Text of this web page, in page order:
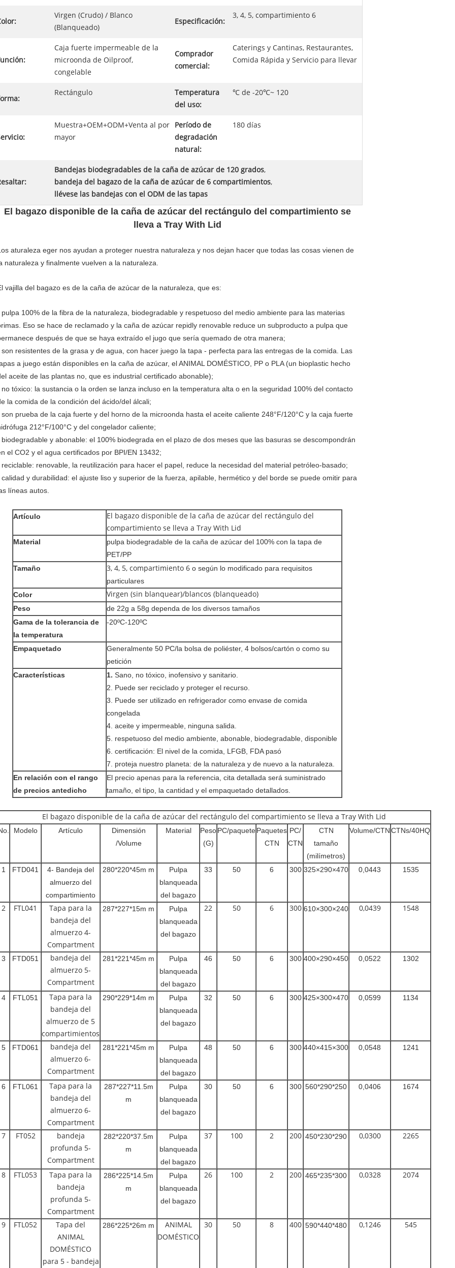
Virgen (Crudo) / Blanco
(Blanqueado)
Especificación:
3, 4, 5, compartimiento 6
Caja fuerte impermeable de la
microonda de Oilproof,
congelable
Comprador
comercial:
Caterings y Cantinas, Restaurantes,
Comida Rápida y Servicio para llevar
Rectángulo
Temperatura
del uso:
℃ de -20℃~ 120
Muestra+OEM+ODM+Venta al por
mayor
Período de
degradación
natural:
180 días
Bandejas biodegradables de la caña de azúcar de 120 grados,
bandeja del bagazo de la caña de azúcar de 6 compartimientos,
llévese las bandejas con el ODM de las tapas
El bagazo disponible de la caña de azúcar del rectángulo del compartimiento se
lleva a Tray With Lid
aturaleza eger nos ayudan a proteger nuestra naturaleza y nos dejan hacer que todas las cosas vienen de
naturaleza y finalmente vuelven a la naturaleza.
vajilla del bagazo es de la caña de azúcar de la naturaleza, que es:
pulpa 100% de la fibra de la naturaleza, biodegradable y respetuoso del medio ambiente para las materias
Eso se hace de reclamado y la caña de azúcar repidly renovable reduce un subproducto a pulpa que
después de que se haya extraído el jugo que sería quemado de otra manera;
son resistentes de la grasa y de agua, con hacer juego la tapa - perfecta para las entregas de la comida. Las
a juego están disponibles en la caña de azúcar, el ANIMAL DOMÉSTICO, PP o PLA (un bioplastic hecho
aceite de las plantas no, que es industrial certificado abonable);
no tóxico: la sustancia o la orden se lanza incluso en la temperatura alta o en la seguridad 100% del contacto
la comida de la condición del ácido/del álcali;
son prueba de la caja fuerte y del horno de la microonda hasta el aceite caliente 248°F/120°C y la caja fuerte
212°F/100°C y del congelador caliente;
biodegradable y abonable: el 100% biodegrada en el plazo de dos meses que las basuras se descompondrán
el CO2 y el agua certificados por BPI/EN 13432;
reciclable: renovable, la reutilización para hacer el papel, reduce la necesidad del material petróleo-basado;
calidad y durabilidad: el ajuste liso y superior de la fuerza, apilable, hermético y del borde se puede omitir para
líneas autos.
Artículo
El bagazo disponible de la caña de azúcar del rectángulo del
compartimiento se lleva a Tray With Lid
Material
pulpa biodegradable de la caña de azúcar del 100% con la tapa de
PET/PP
Tamaño
3, 4, 5, compartimiento 6 o según lo modificado para requisitos
particulares
Color
Virgen (sin blanquear)/blancos (blanqueado)
Peso
de 22g a 58g dependa de los diversos tamaños
Gama de la tolerancia de
la temperatura
-20ºC-120ºC
Empaquetado
Generalmente 50 PC/la bolsa de poliéster, 4 bolsos/cartón o como su
petición
Características
1. Sano, no tóxico, inofensivo y sanitario.
2. Puede ser reciclado y proteger el recurso.
3. Puede ser utilizado en refrigerador como envase de comida
congelada
4. aceite y impermeable, ninguna salida.
5. respetuoso del medio ambiente, abonable, biodegradable, disponible
6. certificación: El nivel de la comida, LFGB, FDA pasó
7. proteja nuestro planeta: de la naturaleza y de nuevo a la naturaleza.
En relación con el rango
de precios antedicho
El precio apenas para la referencia, cita detallada será suministrado
tamaño, el tipo, la cantidad y el empaquetado detallados.
El bagazo disponible de la caña de azúcar del rectángulo del compartimiento se lleva a Tray With Lid
Modelo Artículo
Dimensión
/Volume
Material
Peso
(G)
PC/paquetePaquetes
CTN
PC/
CTN
CTN
tamaño
(milímetros)
Volume/CTNCTNs/40HQ
1 FTD041
4- Bandeja del
almuerzo del
compartimiento
280*220*45m m
Pulpa
blanqueada
del bagazo
33 50 6 300 325×290×470 0,0443 1535
2 FTL041
Tapa para la
bandeja del
almuerzo 4-
Compartment
287*227*15m m
Pulpa
blanqueada
del bagazo
22 50 6 300 610×300×240 0,0439 1548
3 FTD051
bandeja del
almuerzo 5-
Compartment
281*221*45m m
Pulpa
blanqueada
del bagazo
46 50 6 300 400×290×450 0,0522 1302
4 FTL051
Tapa para la
bandeja del
almuerzo de 5
compartimientos
290*229*14m m
Pulpa
blanqueada
del bagazo
32 50 6 300 425×300×470 0,0599 1134
5 FTD061
bandeja del
almuerzo 6-
Compartment
281*221*45m m
Pulpa
blanqueada
del bagazo
48 50 6 300 440×415×300 0,0548 1241
6 FTL061
Tapa para la
bandeja del
almuerzo 6-
Compartment
287*227*11.5m
m
Pulpa
blanqueada
del bagazo
30 50 6 300 560*290*250 0,0406 1674
7 FT052
bandeja
profunda 5-
Compartment
282*220*37.5m
m
Pulpa
blanqueada
del bagazo
37 100 2 200 450*230*290 0,0300 2265
8 FTL053
Tapa para la
bandeja
profunda 5-
Compartment
286*225*14.5m
m
Pulpa
blanqueada
del bagazo
26 100 2 200 465*235*300 0,0328 2074
9 FTL052
Tapa del
ANIMAL
DOMÉSTICO
para 5 - bandeja
286*225*26m m
ANIMAL
DOMÉSTICO
30 50 8 400 590*440*480 0,1246 545